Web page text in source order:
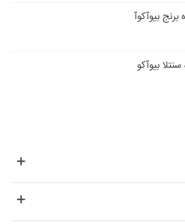
بیوآکوآ
بیوآکو